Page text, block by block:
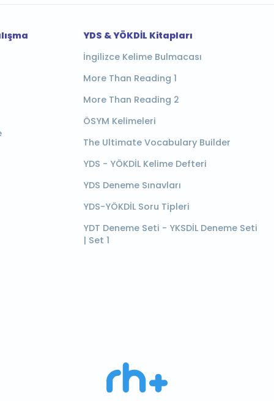
YDS & YÖKDİL Kitapları
İngilizce Kelime Bulmacası
More Than Reading 1
More Than Reading 2
ÖSYM Kelimeleri
The Ultimate Vocabulary Builder
YDS - YÖKDİL Kelime Defteri
YDS Deneme Sınavları
YDS-YÖKDİL Soru Tipleri
YDT Deneme Seti - YKSDİL Deneme Seti
| Set 1